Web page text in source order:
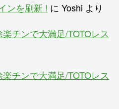
ンを刷新 ! に Yoshi より
チンで大満足/TOTOレス
チンで大満足/TOTOレス